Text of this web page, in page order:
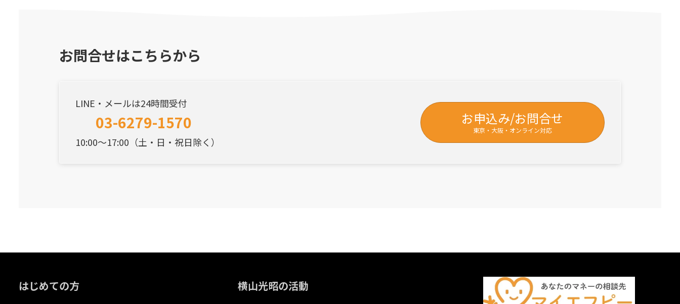
お問合せはこちらから
LINE・メールは24時間受付
03-6279-1570
10:00～17:00（土・日・祝日除く）
お申込み/お問合せ
東京・大阪・オンライン対応
はじめての方 横山光昭の活動